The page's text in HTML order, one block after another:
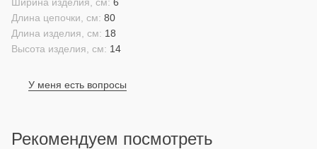
Высота изделия, см: 14
Длина изделия, см: 18
Длина цепочки, см: 80
У меня есть вопросы
Рекомендуем посмотреть